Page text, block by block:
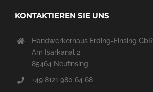
KONTAKTIEREN SIE UNS
Handwerkerhaus Erding-Finsing GbR
Am Isarkanal 2
85464 Neufinsing
+49 8121 980 64 68